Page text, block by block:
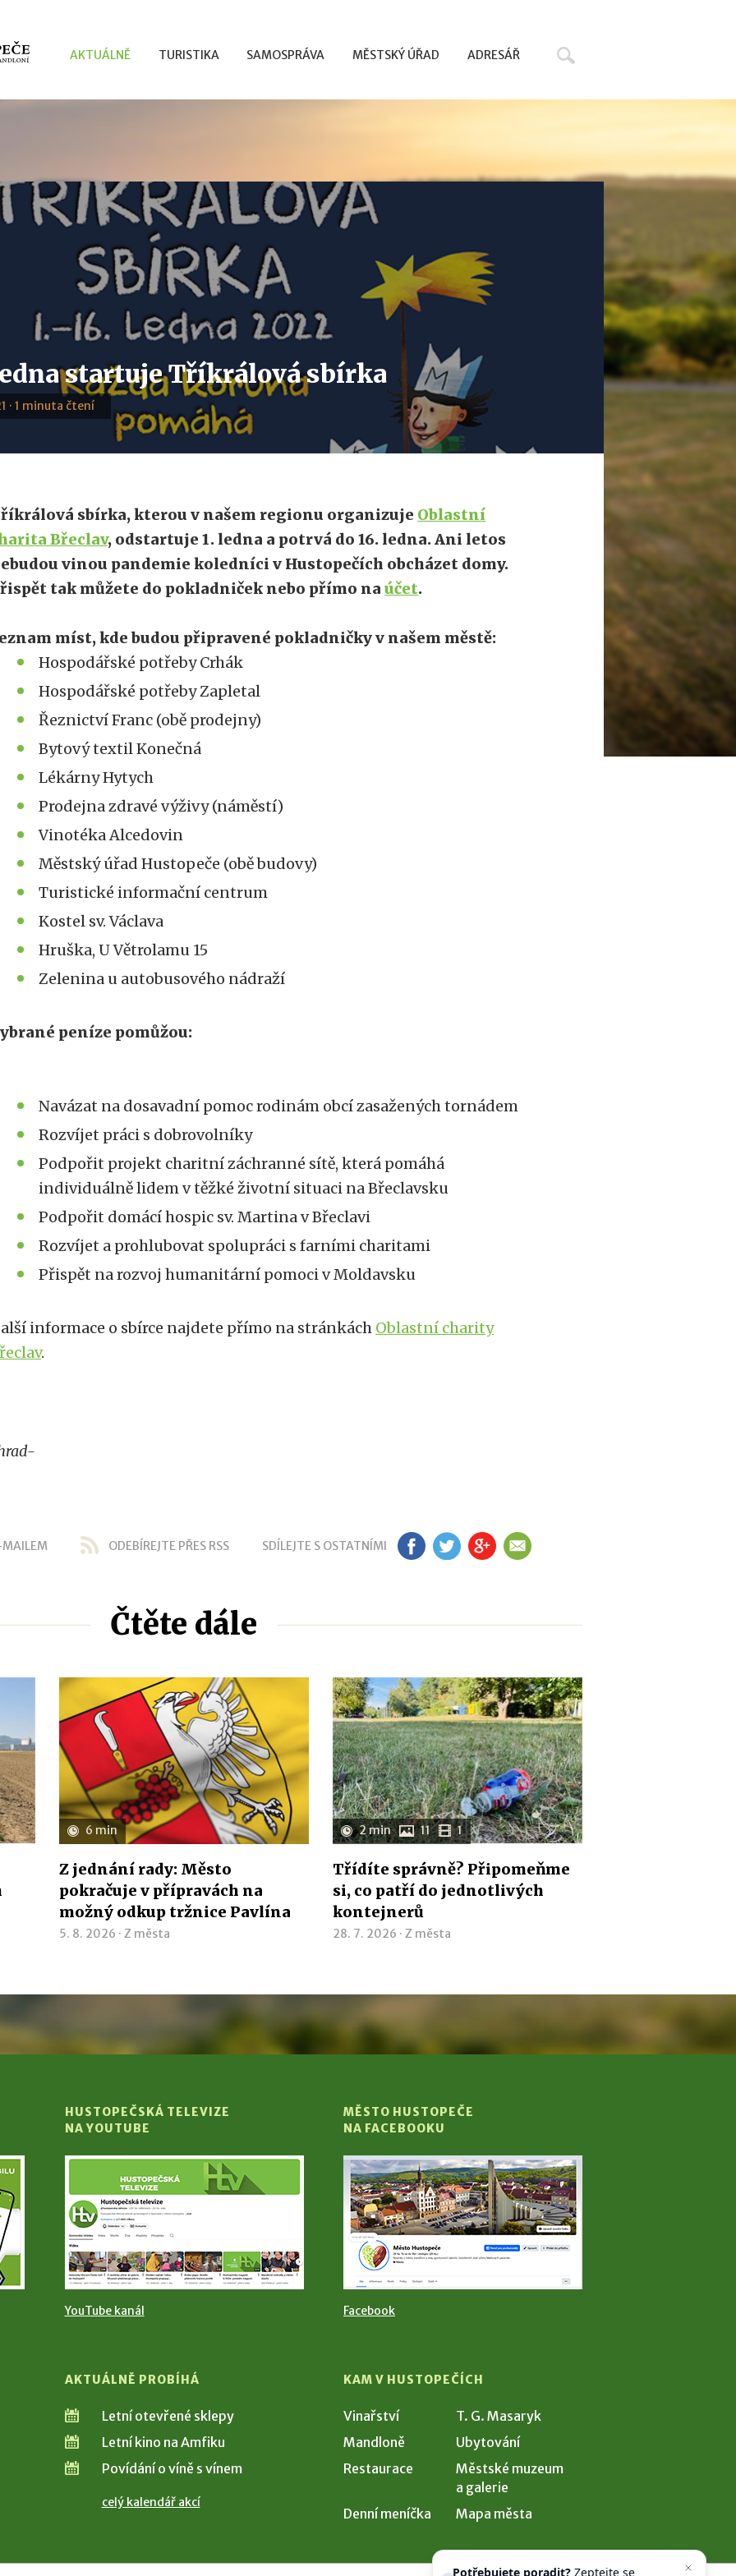
AKTUÁLNĚ TURISTIKA SAMOSPRÁVA MĚSTSKÝ ÚŘAD ADRESÁŘ
startuje Tříkrálová sbírka
· 1 minuta čtení
sbírka, kterou v našem regionu organizuje Oblastní
Břeclav, odstartuje 1. ledna a potrvá do 16. ledna. Ani letos
vinou pandemie koledníci v Hustopečích obcházet domy.
tak můžete do pokladniček nebo přímo naúčet.
míst, kde budou připravené pokladničky v našem městě:
Hospodářské potřeby Crhák
Hospodářské potřeby Zapletal
Řeznictví Franc (obě prodejny)
Bytový textil Konečná
Lékárny Hytych
Prodejna zdravé výživy (náměstí)
Vinotéka Alcedovin
Městský úřad Hustopeče (obě budovy)
Turistické informační centrum
Kostel sv. Václava
Hruška, U Větrolamu 15
Zelenina u autobusového nádraží
peníze pomůžou:
Navázat na dosavadní pomoc rodinám obcí zasažených tornádem
Rozvíjet práci s dobrovolníky
Podpořit projekt charitní záchranné sítě, která pomáhá
individuálně lidem v těžké životní situaci na Břeclavsku
Podpořit domácí hospic sv. Martina v Břeclavi
Rozvíjet a prohlubovat spolupráci s farními charitami
Přispět na rozvoj humanitární pomoci v Moldavsku
informace o sbírce najdete přímo na stránkách Oblastní charity
.
ODEBÍREJTE PŘES RSS SDÍLEJTE S OSTATNÍMI FB TW GP EM
Čtěte dále
6 min
Z jednání rady: Město
pokračuje v přípravách na
možný odkup tržnice Pavlína
5. 8. 2026 ·Z města
2 min 11 1
Třídíte správně? Připomeňme
si, co patří do jednotlivých
kontejnerů
28. 7. 2026 ·Z města
HUSTOPEČSKÁ TELEVIZE
NA YOUTUBE
YouTube kanál
MĚSTO HUSTOPEČE
NA FACEBOOKU
Facebook
AKTUÁLNĚ PROBÍHÁ
Letní otevřené sklepy
Letní kino na Amfiku
Povídání o víně s vínem
celý kalendář akcí
KAM V HUSTOPEČÍCH
Vinařství
T. G. Masaryk
Mandloně
Ubytování
Restaurace
Městské muzeum
a galerie
Denní meníčka
Mapa města
Potřebujete poradit?Zeptejte se